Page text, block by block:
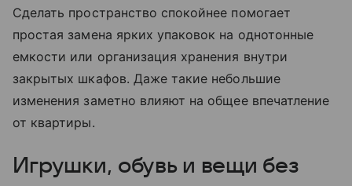
Сделать пространство спокойнее помогает
простая замена ярких упаковок на однотонные
емкости или организация хранения внутри
закрытых шкафов. Даже такие небольшие
изменения заметно влияют на общее впечатление
от квартиры.
Игрушки, обувь и вещи без